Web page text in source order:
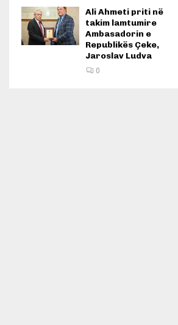
Ali Ahmeti priti në
takim lamtumire
Ambasadorin e
Republikës Çeke,
Jaroslav Ludva
0